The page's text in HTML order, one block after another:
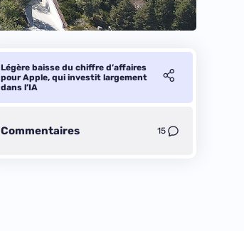
Légère baisse du chiffre d’affaires
pour Apple, qui investit largement
dans l’IA
Commentaires 15